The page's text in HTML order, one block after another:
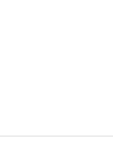
dem, eller som de
